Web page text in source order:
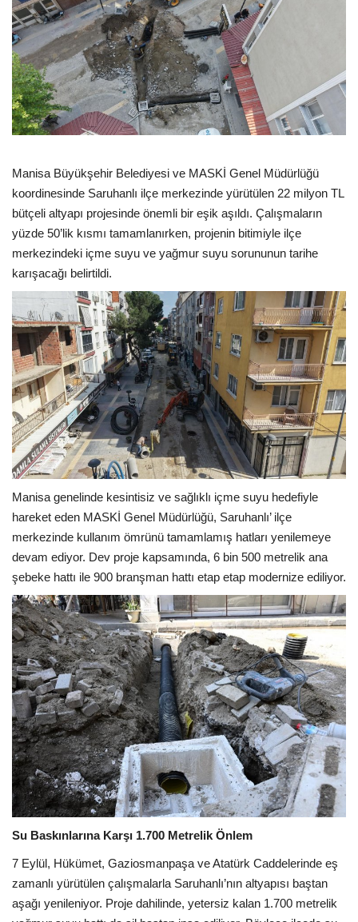
Manisa Büyükşehir Belediyesi ve MASKİ Genel Müdürlüğü
koordinesinde Saruhanlı ilçe merkezinde yürütülen 22 milyon TL
bütçeli altyapı projesinde önemli bir eşik aşıldı. Çalışmaların
yüzde 50’lik kısmı tamamlanırken, projenin bitimiyle ilçe
merkezindeki içme suyu ve yağmur suyu sorununun tarihe
karışacağı belirtildi.
Manisa genelinde kesintisiz ve sağlıklı içme suyu hedefiyle
hareket eden MASKİ Genel Müdürlüğü, Saruhanlı’ ilçe
merkezinde kullanım ömrünü tamamlamış hatları yenilemeye
devam ediyor. Dev proje kapsamında, 6 bin 500 metrelik ana
şebeke hattı ile 900 branşman hattı etap etap modernize ediliyor.
Su Baskınlarına Karşı 1.700 Metrelik Önlem
7 Eylül, Hükümet, Gaziosmanpaşa ve Atatürk Caddelerinde eş
zamanlı yürütülen çalışmalarla Saruhanlı’nın altyapısı baştan
aşağı yenileniyor. Proje dahilinde, yetersiz kalan 1.700 metrelik